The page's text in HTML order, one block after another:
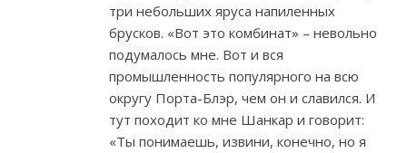
три небольших яруса напиленных
брусков. «Вот это комбинат» – невольно
подумалось мне. Вот и вся
промышленность популярного на всю
округу Порта-Блэр, чем он и славился. И
тут походит ко мне Шанкар и говорит:
«Ты понимаешь, извини, конечно, но я